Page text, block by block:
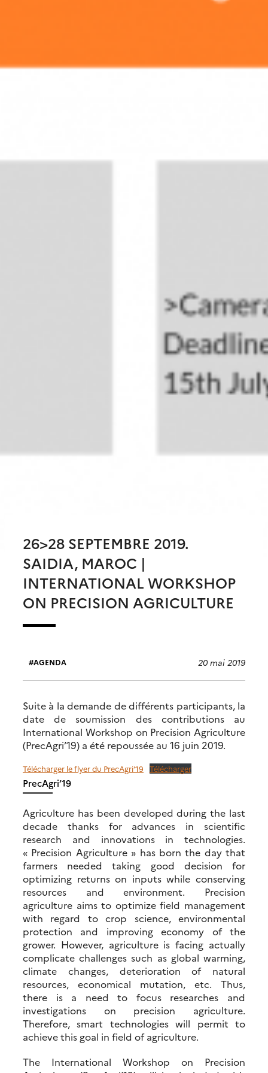
26>28 SEPTEMBRE 2019.
SAIDIA, MAROC |
INTERNATIONAL WORKSHOP
ON PRECISION AGRICULTURE
AGENDA 20 mai 2019
Suite à la demande de différents participants, la
date de soumission des contributions au
International Workshop on Precision Agriculture
(PrecAgri’19) a été repoussée au 16 juin 2019.
Télécharger le flyer du PrecAgri’19 Télécharger
PrecAgri’19
Agriculture has been developed during the last
decade thanks for advances in scientific
research and innovations in technologies.
« Precision Agriculture » has born the day that
farmers needed taking good decision for
optimizing returns on inputs while conserving
resources and environment. Precision
agriculture aims to optimize field management
with regard to crop science, environmental
protection and improving economy of the
grower. However, agriculture is facing actually
complicate challenges such as global warming,
climate changes, deterioration of natural
resources, economical mutation, etc. Thus,
there is a need to focus researches and
investigations on precision agriculture.
Therefore, smart technologies will permit to
achieve this goal in field of agriculture.
The International Workshop on Precision